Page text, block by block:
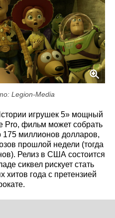
Legion-Media
игрушек 5» мощный
Pro, фильм может собрать
миллионов долларов,
прошлой недели (тогда
Релиз в США состоится
сиквел рискует стать
хитов года с претензией